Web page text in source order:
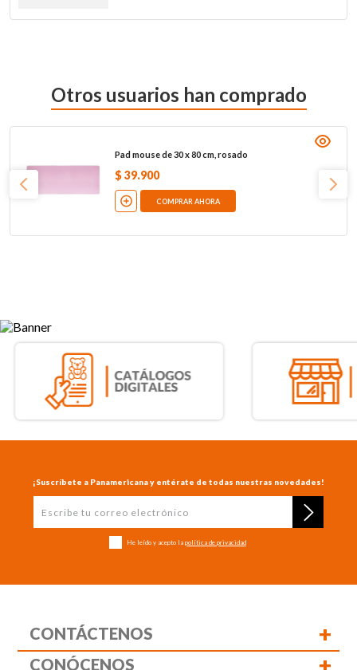
Otros usuarios han comprado
Pad mouse de 30 x 80 cm, rosado
$ 39.900
COMPRAR AHORA
¡Suscríbete a Panamericana y entérate de todas nuestras novedades!
He leído y acepto la política de privacidad
CONTÁCTENOS +
CONÓCENOS